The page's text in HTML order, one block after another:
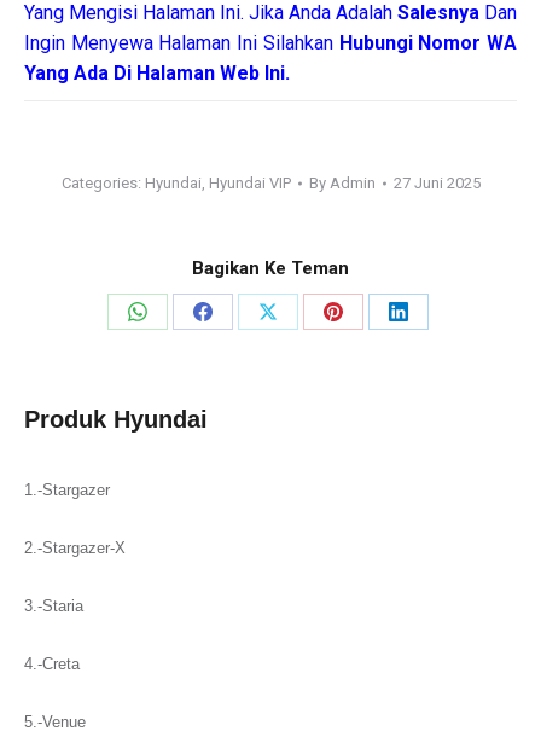
Yang Mengisi Halaman Ini. Jika Anda Adalah Salesnya Dan
Ingin Menyewa Halaman Ini Silahkan Hubungi Nomor WA
Yang Ada Di Halaman Web Ini.
Categories: Hyundai, Hyundai VIP By Admin 27 Juni 2025
Bagikan Ke Teman
Share
Share
Share
Share
Share
Produk Hyundai
1.-Stargazer
2.-Stargazer-X
3.-Staria
4.-Creta
5.-Venue